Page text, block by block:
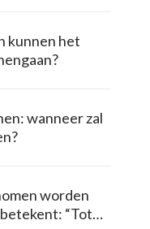
kunnen het
wanneer zal
worden
“Tot